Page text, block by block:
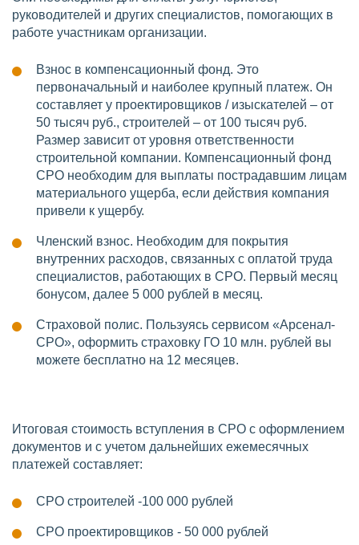
руководителей и других специалистов, помогающих в
работе участникам организации.
Взнос в компенсационный фонд. Это
первоначальный и наиболее крупный платеж. Он
составляет у проектировщиков / изыскателей – от
50 тысяч руб., строителей – от 100 тысяч руб.
Размер зависит от уровня ответственности
строительной компании. Компенсационный фонд
СРО необходим для выплаты пострадавшим лицам
материального ущерба, если действия компания
привели к ущербу.
Членский взнос. Необходим для покрытия
внутренних расходов, связанных с оплатой труда
специалистов, работающих в СРО. Первый месяц
бонусом, далее 5 000 рублей в месяц.
Страховой полис. Пользуясь сервисом «Арсенал-
СРО», оформить страховку ГО 10 млн. рублей вы
можете бесплатно на 12 месяцев.
Итоговая стоимость вступления в СРО с оформлением
документов и с учетом дальнейших ежемесячных
платежей составляет:
СРО строителей -100 000 рублей
СРО проектировщиков - 50 000 рублей